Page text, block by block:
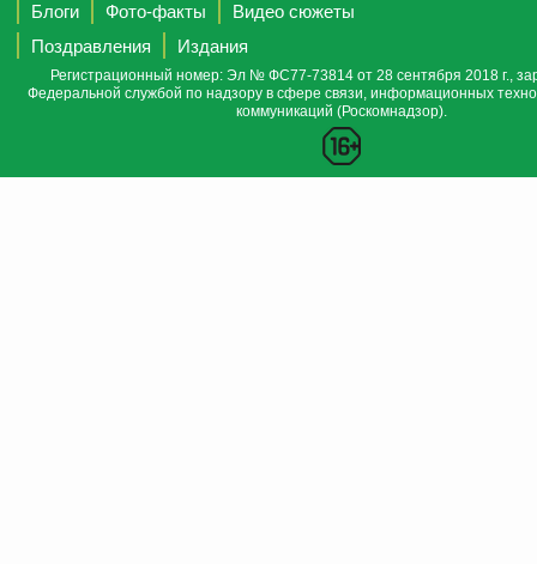
Блоги
Фото-факты
Видео сюжеты
Поздравления
Издания
Регистрационный номер: Эл № ФС77-73814 от 28 сентября 2018 г.,
Федеральной службой по надзору в сфере связи, информационных
коммуникаций (Роскомнадзор).